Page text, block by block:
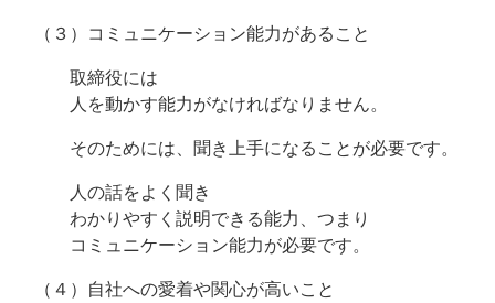
（３）コミュニケーション能力があること
取締役には
人を動かす能力がなければなりません。
そのためには、聞き上手になることが必要です。
人の話をよく聞き
わかりやすく説明できる能力、つまり
コミュニケーション能力が必要です。
（４）自社への愛着や関心が高いこと